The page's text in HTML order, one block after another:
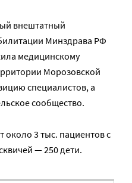
внештатный
Минздрава РФ
медицинскому
Морозовской
специалистов, а
сообщество.
около 3 тыс. пациентов с
— 250 дети.